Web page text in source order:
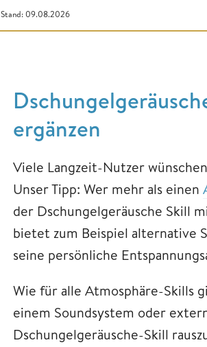
Stand: 09.08.2026
ergänzen
Viele Langzeit-Nutzer
Unser Tipp: Wer mehr als einen
der Dschungelgeräusche Skill
bietet zum Beispiel alternative
seine persönliche
Wie für alle Atmosphäre-Skills
einem Soundsystem oder
Dschungelgeräusche-Skill